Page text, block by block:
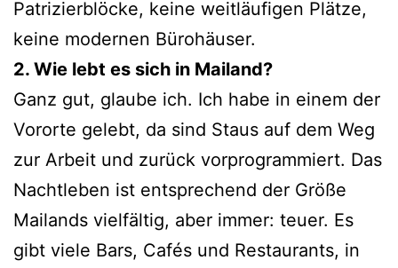
Patrizierblöcke, kei­ne weit­läu­fi­gen Plätze,
kei­ne moder­nen Bürohäuser.
2. Wie lebt es sich in Mailand?
Ganz gut, glau­be ich. Ich habe in einem der
Vororte gelebt, da sind Staus auf dem Weg
zur Arbeit und zurück vor­pro­gram­miert. Das
Nachtleben ist ent­spre­chend der Größe
Mailands viel­fäl­tig, aber immer: teu­er. Es
gibt vie­le Bars, Cafés und Restaurants, in